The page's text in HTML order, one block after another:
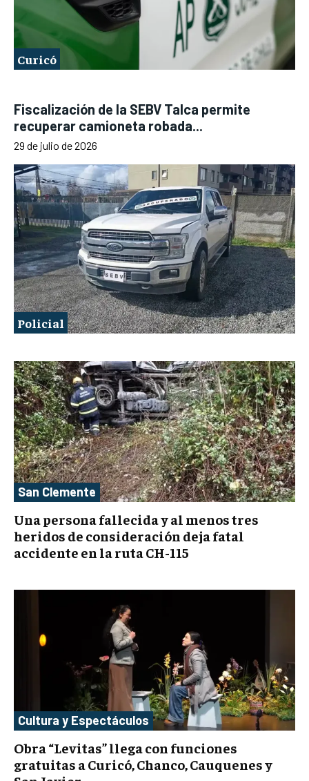
Curicó
Fiscalización de la SEBV Talca permite
recuperar camioneta robada...
29 de julio de 2026
Policial
San Clemente
Una persona fallecida y al menos tres
heridos de consideración deja fatal
accidente en la ruta CH-115
Cultura y Espectáculos
Obra “Levitas” llega con funciones
gratuitas a Curicó, Chanco, Cauquenes y